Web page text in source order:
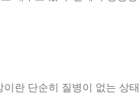
이란 단순히 질병이 없는 상